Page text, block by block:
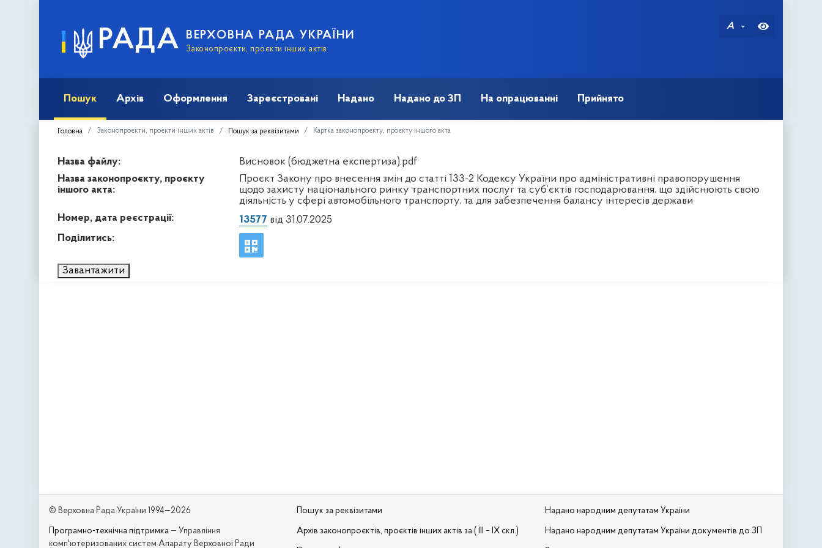
РАДА ВЕРХОВНА РАДА УКРАЇНИ
Законопроєкти, проєкти інших актів
A
Пошук Архів Оформлення Зареєстровані Надано Надано до ЗП На опрацюванні Прийнято
Головна Законопроєкти, проєкти інших актів Пошук за реквізитами Картка законопроєкту, проєкту іншого акта
Назва файлу:
Висновок (бюджетна експертиза).pdf
Назва законопроєкту, проєкту
іншого акта:
Проєкт Закону про внесення змін до статті 133-2 Кодексу України про адміністративні правопорушення
щодо захисту національного ринку транспортних послуг та суб’єктів господарювання, що здійснюють свою
діяльність у сфері автомобільного транспорту, та для забезпечення балансу інтересів держави
Номер, дата реєстрації:
13577 від 31.07.2025
Поділитись:
Завантажити
© Верховна Рада України 1994—2026
Програмно-технічна підтримка — Управління
комп'ютеризованих систем Апарату Верховної Ради
Пошук за реквізитами
Архів законопроєктів, проєктів інших актів за ( III – IX скл.)
Надано народним депутатам України
Надано народним депутатам України документів до ЗП